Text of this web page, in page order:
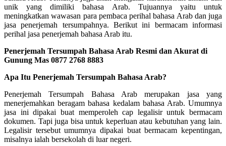
unik yang dimiliki bahasa Arab. Tujuannya yaitu untuk
meningkatkan wawasan para pembaca perihal bahasa Arab dan juga
jasa penerjemah tersumpahnya. Berikut ini bermacam informasi
perihal jasa penerjemah bahasa Arab itu.
Penerjemah Tersumpah Bahasa Arab Resmi dan Akurat di
Gunung Mas 0877 2768 8883
Apa Itu Penerjemah Tersumpah Bahasa Arab?
Penerjemah Tersumpah Bahasa Arab merupakan jasa yang
menerjemahkan beragam bahasa kedalam bahasa Arab. Umumnya
jasa ini dipakai buat memperoleh cap legalisir untuk bermacam
dokumen. Tapi juga bisa untuk keperluan atau kebutuhan yang lain.
Legalisir tersebut umumnya dipakai buat bermacam kepentingan,
misalnya ialah bersekolah di luar negeri.